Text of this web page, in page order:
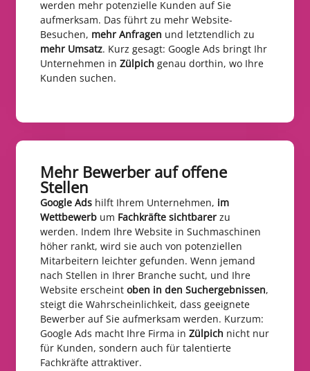
werden mehr potenzielle Kunden auf Sie
aufmerksam. Das führt zu mehr Website-
Besuchen, mehr Anfragen und letztendlich zu
mehr Umsatz. Kurz gesagt: Google Ads bringt Ihr
Unternehmen in Zülpich genau dorthin, wo Ihre
Kunden suchen.
Mehr Bewerber auf offene
Stellen​
Google Ads hilft Ihrem Unternehmen, im
Wettbewerb um Fachkräfte sichtbarer zu
werden. Indem Ihre Website in Suchmaschinen
höher rankt, wird sie auch von potenziellen
Mitarbeitern leichter gefunden. Wenn jemand
nach Stellen in Ihrer Branche sucht, und Ihre
Website erscheint oben in den Suchergebnissen,
steigt die Wahrscheinlichkeit, dass geeignete
Bewerber auf Sie aufmerksam werden. Kurzum:
Google Ads macht Ihre Firma in Zülpich nicht nur
für Kunden, sondern auch für talentierte
Fachkräfte attraktiver.